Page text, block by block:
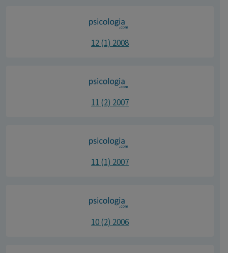
12 (1) 2008
11 (2) 2007
11 (1) 2007
10 (2) 2006